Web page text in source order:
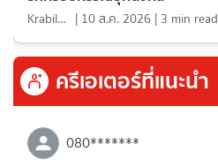
KrabiInsight | 10 ส.ค. 2026 | 3 min read
ครีเอเตอร์ที่แนะนำ
080*******